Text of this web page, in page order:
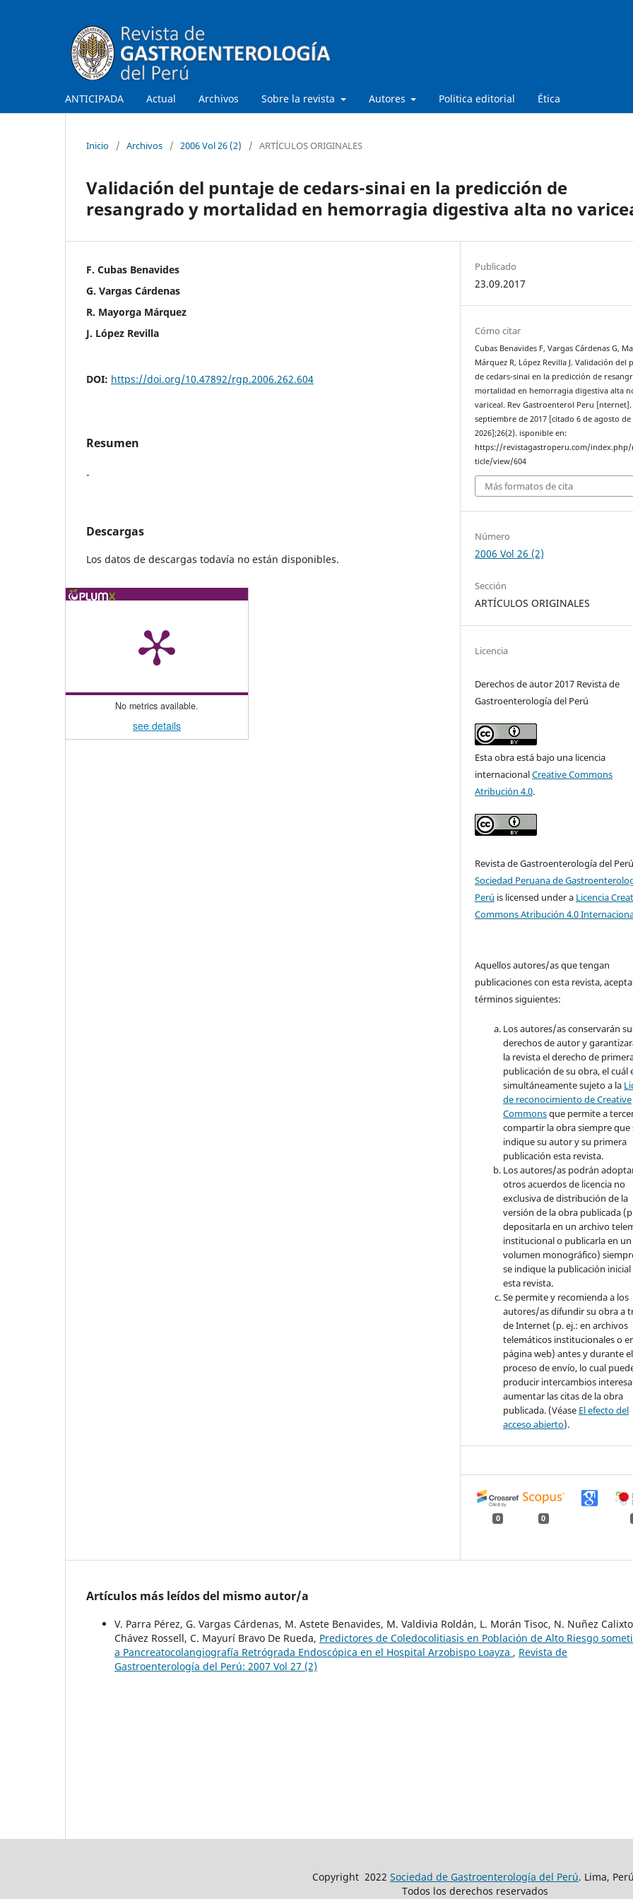
ANTICIPADA Actual Archivos Sobre la revista Autores Politica editorial Ética
Inicio / Archivos / 2006 Vol 26 (2) / ARTÍCULOS ORIGINALES
Validación del puntaje de cedars-sinai en la predicción de
resangrado y mortalidad en hemorragia digestiva alta no
F. Cubas Benavides
G. Vargas Cárdenas
R. Mayorga Márquez
J. López Revilla
DOI: https://doi.org/10.47892/rgp.2006.262.604
Resumen
-
Descargas
Los datos de descargas todavía no están disponibles.
No metrics available.
see details
Publicado
23.09.2017
Cómo citar
Cubas Benavides F, Vargas Cárdenas G,
Márquez R, López Revilla J. Validación del
de cedars-sinai en la predicción de
mortalidad en hemorragia digestiva alta
variceal. Rev Gastroenterol Peru [nternet].
septiembre de 2017 [citado 6 de agosto de
2026];26(2). isponible en:
https://revistagastroperu.com/
ticle/view/604
Más formatos de cita
Número
2006 Vol 26 (2)
Sección
ARTÍCULOS ORIGINALES
Licencia
Derechos de autor 2017 Revista de
Gastroenterología del Perú
Esta obra está bajo una licencia
internacionalCreative Commons
Atribución 4.0.
Revista de Gastroenterología del
Sociedad Peruana de
Perú is licensed under a Licencia
Commons Atribución 4.0
Aquellos autores/as que tengan
publicaciones con esta revista,
términos siguientes:
Los autores/as conservarán
derechos de autor y
la revista el derecho de
publicación de su obra, el cuál
simultáneamente sujeto a la
de reconocimiento de Creative
Commonsque permite a
compartir la obra siempre que
indique su autor y su primera
publicación esta revista.
Los autores/as podrán
otros acuerdos de licencia no
exclusiva de distribución de la
versión de la obra publicada
depositarla en un archivo
institucional o publicarla en un
volumen monográfico)
se indique la publicación inicial
esta revista.
Se permite y recomienda a los
autores/as difundir su obra a
de Internet (p. ej.: en archivos
telemáticos institucionales o
página web) antes y durante el
proceso de envío, lo cual
producir intercambios
aumentar las citas de la obra
publicada. (Véase El efecto del
acceso abierto).
0 0
Artículos más leídos del mismo autor/a
V. Parra Pérez, G. Vargas Cárdenas, M. Astete Benavides, M. Valdivia Roldán, L. Morán Tisoc, N. Nuñez
Chávez Rossell, C. Mayurí Bravo De Rueda, Predictores de Coledocolitiasis en Población de Alto Riesgo
a Pancreatocolangiografía Retrógrada Endoscópica en el Hospital Arzobispo Loayza , Revista de
Gastroenterología del Perú: 2007 Vol 27 (2)
Copyright 2022 Sociedad de Gastroenterología del Perú. Lima,
Todos los derechos reservados